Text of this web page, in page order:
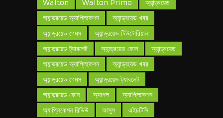
Walton Walton Primo
অ্যান্ড্রয়েড
অ্যান্ড্রয়েড অ্যাপ্লিকেশন
অ্যান্ড্রয়েড খবর
অ্যান্ড্রয়েড গেমস
অ্যান্ড্রয়েড টিউটোরিয়াল
অ্যান্ড্রয়েড ট্যাবলেট
অ্যান্ড্রয়েড ফোন
অ্যান্ড্রয়েড
অ্যান্ড্রয়েড অ্যাপ্লিকেশন
অ্যান্ড্রয়েড খবর
অ্যান্ড্রয়েড গেমস
অ্যান্ড্রয়েড ট্যাবলেট
অ্যান্ড্রয়েড ফোন
অ্যাপল
অ্যাপ্লিকেশন
অ্যাপ্লিকেশন রিভিউ
আসুস এইচটিসি